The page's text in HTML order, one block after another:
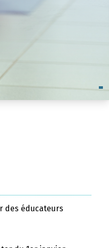
des éducateurs